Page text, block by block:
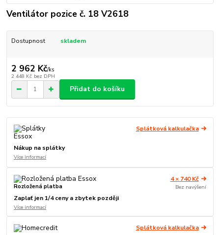
Ventilátor pozice č. 18 V2618
Dostupnost skladem
2 962 Kč/ks
2 448 Kč bez DPH
Přidat do košíku
Splátková kalkulačka
Nákup na splátky
Více informací
Rozložená platba
4 × 740 Kč
Bez navýšení
Zaplať jen 1/4 ceny a zbytek později
Více informací
Splátková kalkulačka